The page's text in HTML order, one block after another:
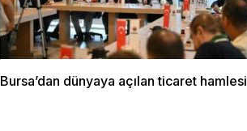
Bursa’dan dünyaya açılan ticaret hamlesi